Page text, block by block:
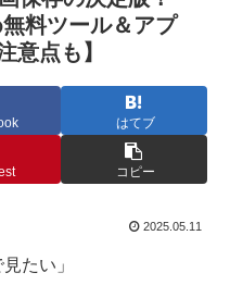
料ツール＆アプ
意点も】
はてブ
コピー
2025.05.11
たい」